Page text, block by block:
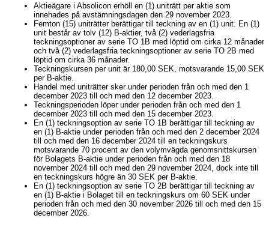
Aktieägare i Absolicon erhöll en (1) uniträtt per aktie som
innehades på avstämningsdagen den 29 november 2023.
Femton (15) uniträtter berättigar till teckning av en (1) unit. En (1)
unit består av tolv (12) B-aktier, två (2) vederlagsfria
teckningsoptioner av serie TO 1B med löptid om cirka 12 månader
och två (2) vederlagsfria teckningsoptioner av serie TO 2B med
löptid om cirka 36 månader.
Teckningskursen per unit är 180,00 SEK, motsvarande 15,00 SEK
per B-aktie.
Handel med uniträtter sker under perioden från och med den 1
december 2023 till och med den 12 december 2023.
Teckningsperioden löper under perioden från och med den 1
december 2023 till och med den 15 december 2023.
En (1) teckningsoption av serie TO 1B berättigar till teckning av
en (1) B-aktie under perioden från och med den 2 december 2024
till och med den 16 december 2024 till en teckningskurs
motsvarande 70 procent av den volymvägda genomsnittskursen
för Bolagets B-aktie under perioden från och med den 18
november 2024 till och med den 29 november 2024, dock inte till
en teckningskurs högre än 30 SEK per B-aktie.
En (1) teckningsoption av serie TO 2B berättigar till teckning av
en (1) B-aktie i Bolaget till en teckningskurs om 60 SEK under
perioden från och med den 30 november 2026 till och med den 15
december 2026.